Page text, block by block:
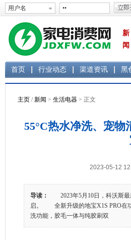
新
闻
首页 行业动态 渠道资讯 黑
主页 /新闻 > 生活电器 > 正文
55°C热水净洗、宠
2023-05-12
导读：
2023年5月10日，科沃斯最
启。 全新升级的地宝X1S PRO在
洗功能，胶毛一体与纯胶刷双